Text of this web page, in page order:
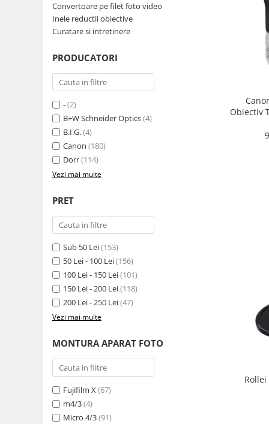
Parasolare
Teleconvertoare
Filtre tip Cokin
Filtre White Balance
Inele reductii obiective
Curatare si intretinere
Blitz-uri TTL - Dedicate
Compatibil Sony
Blitz-uri circulare (Macro)
Adaptoare stativ port umbrela si
Comander TTL
Cabluri TTL
Cabluri si Patine Sincron
Alimentare auxiliara blitz
Protectie patina apa, ploaie
Convertoare pe filet foto video
Inele reductii obiective
Curatare si intretinere
PRODUCATORI
-(2)
B+W Schneider Optics(4)
B.I.G.(4)
Canon (180)
Dorr(114)
Vezi mai multe
PRET
Sub 50 Lei(153)
50 Lei - 100 Lei(156)
100 Lei - 150 Lei(101)
150 Lei - 200 Lei(118)
200 Lei - 250 Lei(47)
Vezi mai multe
MONTURA APARAT FOTO
Fujifilm X(67)
m4/3(4)
Micro 4/3(91)
Obiectiv
Rollei